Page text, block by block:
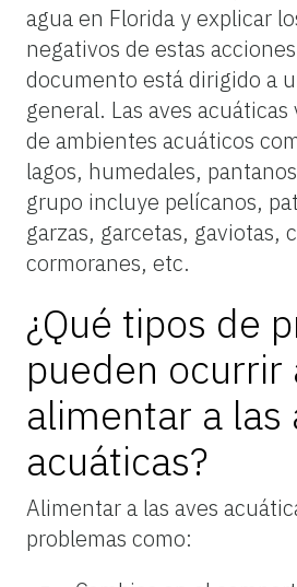
agua en Florida y explicar
negativos de estas
documento está dirigido a
general. Las aves
de ambientes acuáticos
lagos, humedales,
grupo incluye pelícanos,
garzas, garcetas, gaviotas,
cormoranes, etc.
¿Qué tipos de
pueden ocurrir
alimentar a las
acuáticas?
Alimentar a las aves
problemas como: